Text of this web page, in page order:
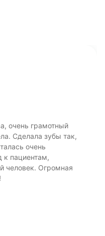
очень грамотный
Сделала зубы так,
очень
к пациентам,
человек. Огромная